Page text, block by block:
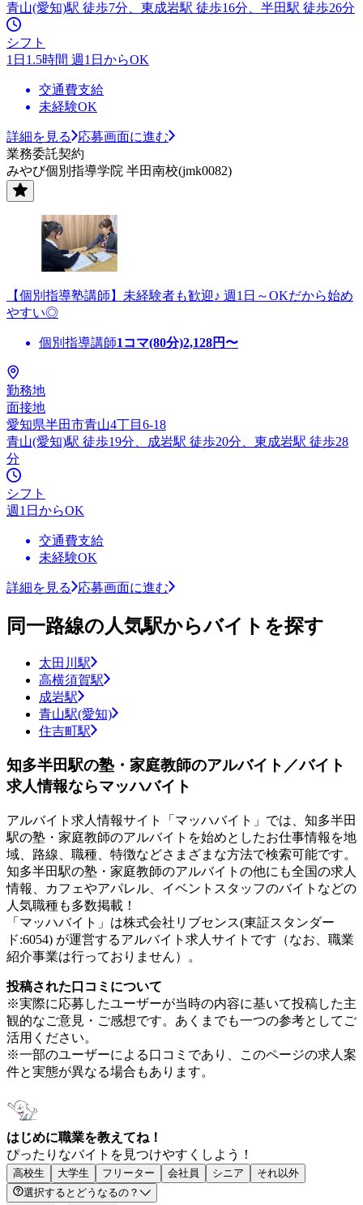
青山(愛知)駅 徒歩7分、東成岩駅 徒歩16分、半田駅 徒歩26分
シフト
1日1.5時間 週1日からOK
交通費支給
未経験OK
詳細を見る
応募画面に進む
業務委託契約
みやび個別指導学院 半田南校(jmk0082)
【個別指導塾講師】未経験者も歓迎♪ 週1日～OKだから始め
やすい◎
個別指導講師1コマ(80分)2,128円〜
勤務地
面接地
愛知県半田市青山4丁目6-18
青山(愛知)駅 徒歩19分、成岩駅 徒歩20分、東成岩駅 徒歩28
分
シフト
週1日からOK
交通費支給
未経験OK
詳細を見る 応募画面に進む
同一路線の人気駅からバイトを探す
太田川駅
高横須賀駅
成岩駅
青山駅(愛知)
住吉町駅
知多半田駅の塾・家庭教師のアルバイト／バイト
求人情報ならマッハバイト
アルバイト求人情報サイト「マッハバイト」では、知多半田
駅の塾・家庭教師のアルバイトを始めとしたお仕事情報を地
域、路線、職種、特徴などさまざまな方法で検索可能です。
知多半田駅の塾・家庭教師のアルバイトの他にも全国の求人
情報、カフェやアパレル、イベントスタッフのバイトなどの
人気職種も多数掲載！
「マッハバイト」は株式会社リブセンス(東証スタンダー
ド:6054) が運営するアルバイト求人サイトです（なお、職業
紹介事業は行っておりません）。
投稿された口コミについて
※実際に応募したユーザーが当時の内容に基いて投稿した主
観的なご意見・ご感想です。あくまでも一つの参考としてご
活用ください。
※一部のユーザーによる口コミであり、このページの求人案
件と実態が異なる場合もあります。
はじめに職業を教えてね！
ぴったりなバイトを見つけやすくしよう！
高校生 大学生 フリーター 会社員 シニア
それ以外
選択するとどうなるの？